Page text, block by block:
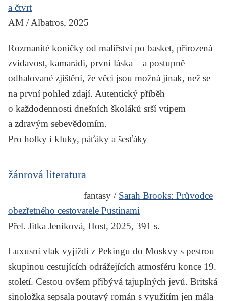
a čtvrt
AM / Albatros, 2025
Rozmanité koníčky od malířství po basket, přirozená
zvídavost, kamarádi, první láska – a postupně
odhalované zjištění, že věci jsou možná jinak, než se
na první pohled zdají. Autentický příběh
o každodennosti dnešních školáků srší vtipem
a zdravým sebevědomím.
Pro holky i kluky, páťáky a šesťáky
žánrová literatura
fantasy / Sarah Brooks: Průvodce
obezřetného cestovatele Pustinami
Přel. Jitka Jeníková, Host, 2025, 391 s.
Luxusní vlak vyjíždí z Pekingu do Moskvy s pestrou
skupinou cestujících odrážejících atmosféru konce 19.
století. Cestou ovšem přibývá tajuplných jevů. Britská
sinoložka sepsala poutavý román s využitím jen mála